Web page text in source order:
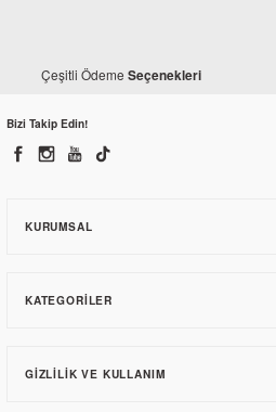
Çeşitli Ödeme Seçenekleri
Bizi Takip Edin!
KURUMSAL
KATEGORILER
GIZLILIK VE KULLANIM